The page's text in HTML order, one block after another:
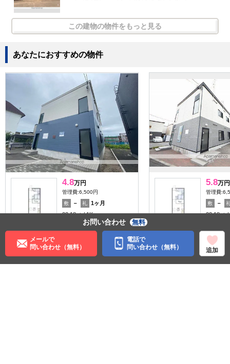
この建物の物件をもっと見る
あなたにおすすめの物件
4.8万円
管理費:6,500円
敷 － 礼
1ヶ月
23.18㎡
1K
麻生駅 バス19分 篠路９条
１丁目 徒歩5分
北海道札幌市北区篠路九条
２丁目
料理が楽 収納
5.8万円
管理費
敷 －
23.18㎡
北海道札
４丁目
パノラマ有
お問い合わせ 無料
メールで
問い合わせ（無料）
電話で
問い合わせ（無料）
追加